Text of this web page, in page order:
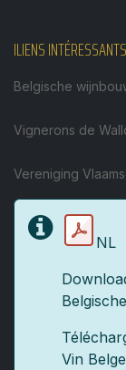
ILIENS INTÉRESSANTS
Belgische
Vignerons de
Vereniging
NL
Vin